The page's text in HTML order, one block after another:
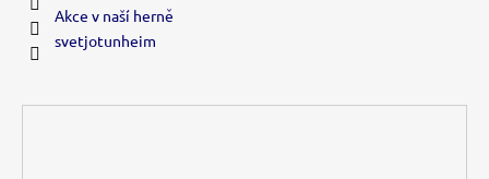
Akce v naší herně
svetjotunheim